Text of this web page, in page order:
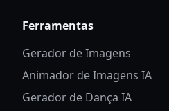
Ferramentas
Gerador de Imagens
Animador de Imagens IA
Gerador de Dança IA